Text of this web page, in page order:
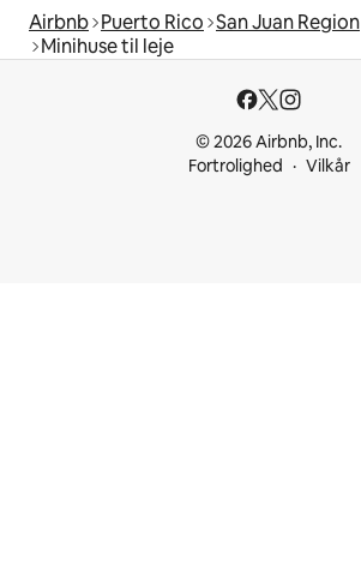
Airbnb Puerto Rico San Juan Region
Minihuse til leje
© 2026 Airbnb, Inc.
Fortrolighed
Vilkår